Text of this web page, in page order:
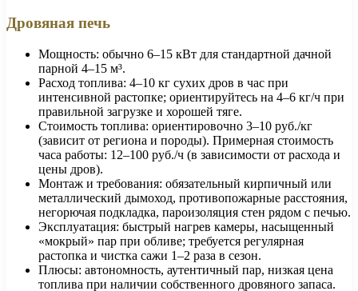
Дровяная печь
Мощность: обычно 6–15 кВт для стандартной дачной
парной 4–15 м³.
Расход топлива: 4–10 кг сухих дров в час при
интенсивной растопке; ориентируйтесь на 4–6 кг/ч при
правильной загрузке и хорошей тяге.
Стоимость топлива: ориентировочно 3–10 руб./кг
(зависит от региона и породы). Примерная стоимость
часа работы: 12–100 руб./ч (в зависимости от расхода и
цены дров).
Монтаж и требования: обязательный кирпичный или
металлический дымоход, противопожарные расстояния,
негорючая подкладка, пароизоляция стен рядом с печью.
Эксплуатация: быстрый нагрев камеры, насыщенный
«мокрый» пар при обливе; требуется регулярная
растопка и чистка сажи 1–2 раза в сезон.
Плюсы: автономность, аутентичный пар, низкая цена
топлива при наличии собственного дровяного запаса.